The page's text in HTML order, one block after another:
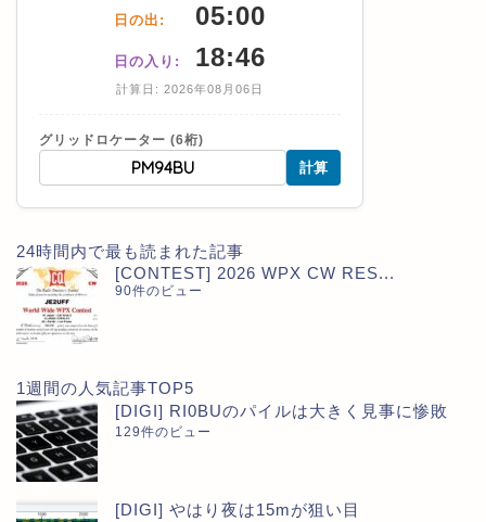
日の出: 05:00
日の入り: 18:46
計算日: 2026年08月06日
グリッドロケーター (6桁)
計算
24時間内で最も読まれた記事
[CONTEST] 2026 WPX CW RES...
90件のビュー
1週間の人気記事TOP5
[DIGI] RI0BUのパイルは大きく見事に惨敗
129件のビュー
[DIGI] やはり夜は15mが狙い目